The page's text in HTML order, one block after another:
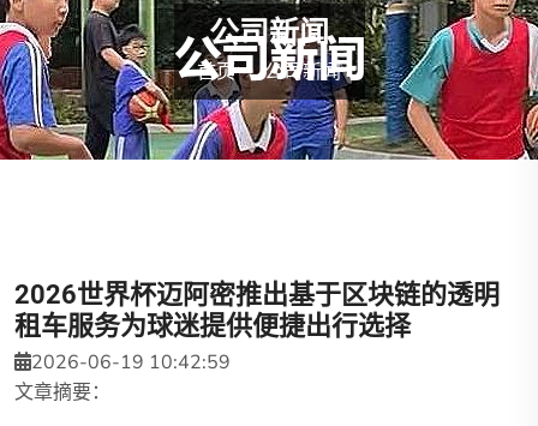
公司新闻
首页 公司新闻
2026世界杯迈阿密推出基于区块链的透明
租车服务为球迷提供便捷出行选择
2026-06-19 10:42:59
文章摘要：